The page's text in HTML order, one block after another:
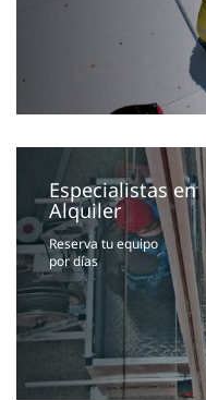
Especialistas en
Alquiler
Reserva tu equipo
por días